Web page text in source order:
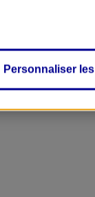
Personnaliser